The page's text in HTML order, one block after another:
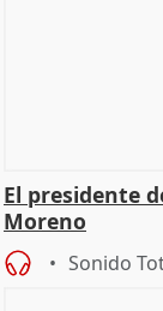
El presidente
Moreno
Sonido